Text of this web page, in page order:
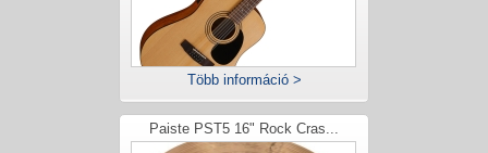
Több információ >
Paiste PST5 16" Rock Cras...